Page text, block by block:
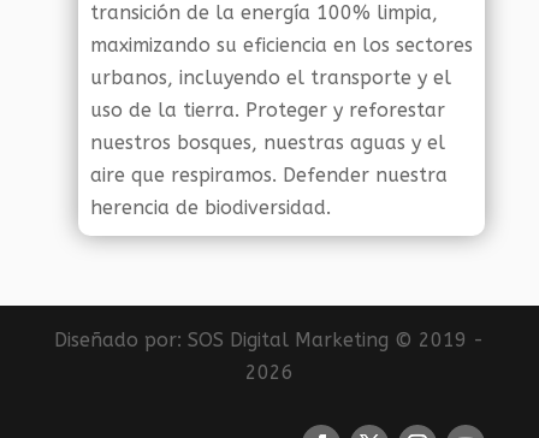
transición de la energía 100% limpia,
maximizando su eficiencia en los sectores
urbanos, incluyendo el transporte y el
uso de la tierra. Proteger y reforestar
nuestros bosques, nuestras aguas y el
aire que respiramos. Defender nuestra
herencia de biodiversidad.
Diseñado por:SOS Digital Marketing © 2019 -
2026